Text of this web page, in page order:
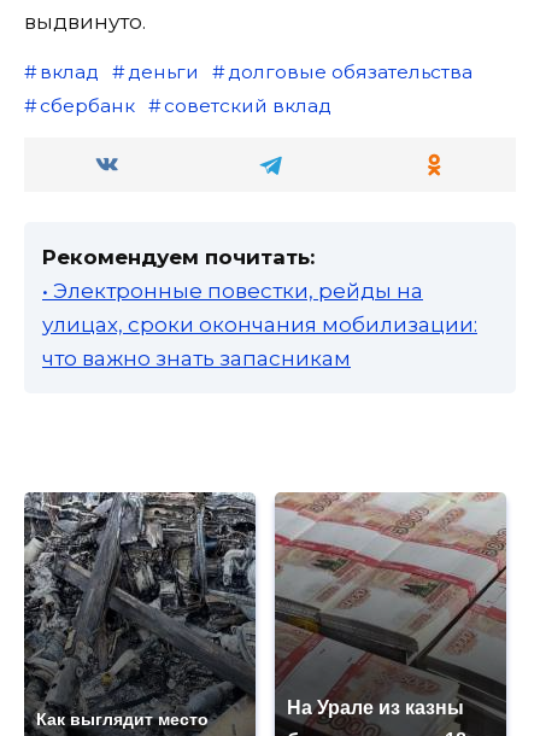
выдвинуто.
вклад деньги
долговые обязательства
сбербанк
советский вклад
Рекомендуем почитать:
• Электронные повестки, рейды на
улицах, сроки окончания мобилизации:
что важно знать запасникам
Как выглядит место
На Урале из казны